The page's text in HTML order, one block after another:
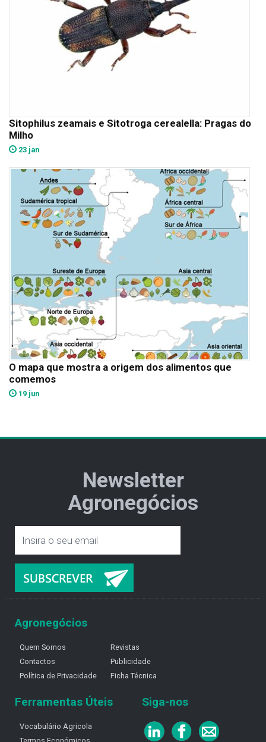
Sitophilus zeamais e Sitotroga cerealella: Pragas do
Milho
23 jan
O mapa que mostra a origem dos alimentos que
comemos
19 jun
Newsletter
Agronegócios
Agronegócios
Quem Somos
Contactos
Política de Privacidade
Revistas
Publicidade
Ficha Técnica
Ferramentas Úteis
Vocabulário Agricola
Siga-nos